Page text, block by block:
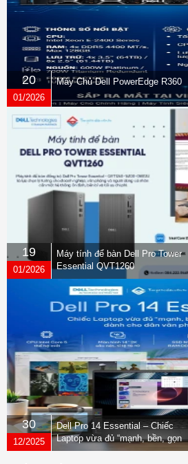
20
01/2026
Máy Chủ Dell PowerEdge R360
19
01/2026
Máy tính để bàn Dell Pro Tower
Essential QVT1260
30
12/2025
Dell Pro 14 Essential – Chiếc
Laptop vừa đủ “mạnh, bền, gọn
nhẹ” dành cho dân văn phòng